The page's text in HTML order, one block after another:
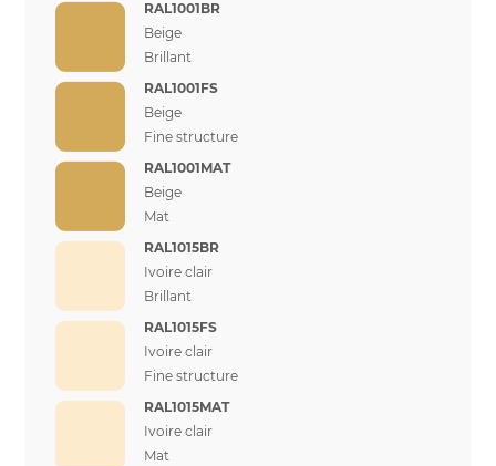
RAL1001BR
Beige
Brillant
RAL1001FS
Beige
Fine structure
RAL1001MAT
Beige
Mat
RAL1015BR
Ivoire clair
Brillant
RAL1015FS
Ivoire clair
Fine structure
RAL1015MAT
Ivoire clair
Mat